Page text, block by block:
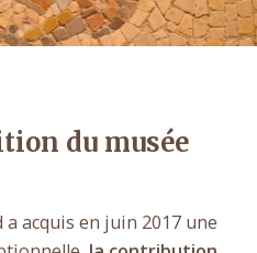
du musée
acquis en juin 2017 une